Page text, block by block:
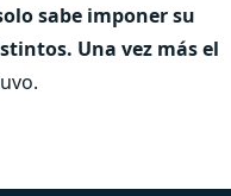
sabe imponer su
Una vez más el